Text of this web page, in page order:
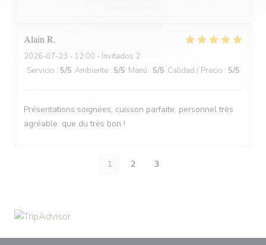
Alain R
2026-07-23 - 12:00 - Invitados 2
Servicio : 5/5 Ambiente : 5/5 Menú : 5/5 Calidad / Precio : 5/5
Présentations soignées, cuisson parfaite, personnel très
agréable: que du très bon !
1 2 3